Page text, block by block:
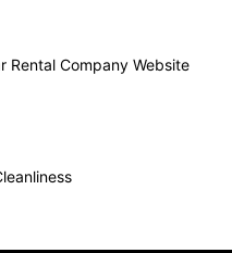
Rental Company Website